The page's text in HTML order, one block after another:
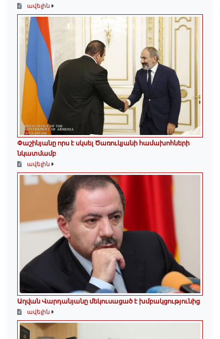
ավելին
Փաշինյանը որս է սկսել Ծառուկյանի համախոհների
նկատմամբ
ավելին
Աղվան Վարդանյանը մեկուսացած է խմբակցությունից
ավելին